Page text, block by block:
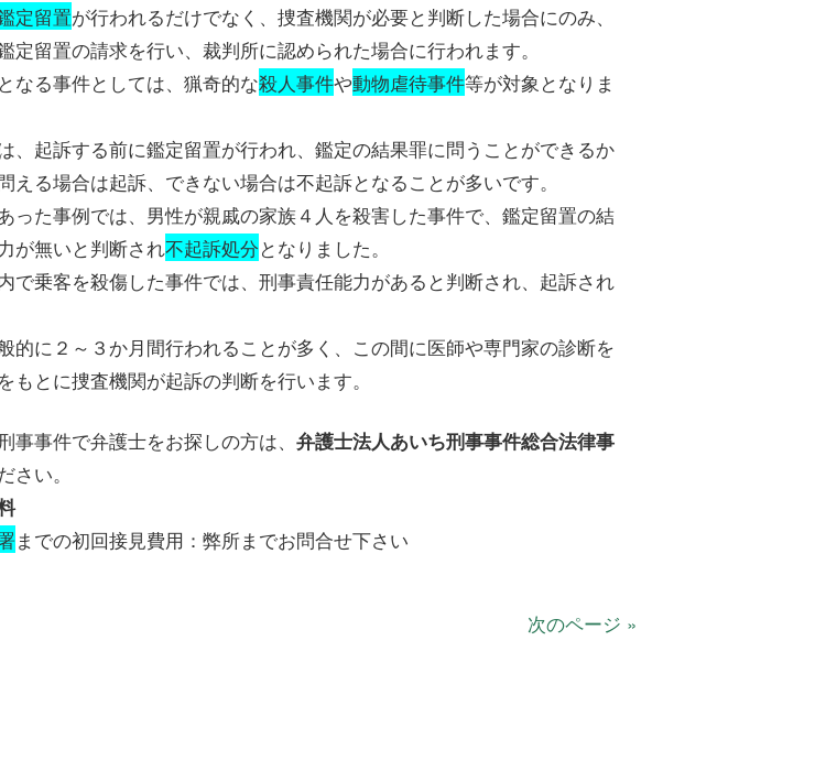
定留置が行われるだけでなく、捜査機関が必要と判断した場合にのみ、
定留置の請求を行い、裁判所に認められた場合に行われます。
なる事件としては、猟奇的な殺人事件や動物虐待事件等が対象となりま
、起訴する前に鑑定留置が行われ、鑑定の結果罪に問うことができるか
える場合は起訴、できない場合は不起訴となることが多いです。
った事例では、男性が親戚の家族４人を殺害した事件で、鑑定留置の結
が無いと判断され不起訴処分となりました。
で乗客を殺傷した事件では、刑事責任能力があると判断され、起訴され
的に２～３か月間行われることが多く、この間に医師や専門家の診断を
もとに捜査機関が起訴の判断を行います。
事事件で弁護士をお探しの方は、 弁護士法人あいち刑事事件総合法律事
さい。
までの初回接見費用：弊所までお問合せ下さい
次のページ »